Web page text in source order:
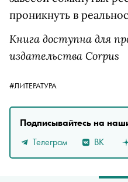
проникнуть в
Книга доступна для
издательства Corpus
#ЛИТЕРАТУРА
Подписывайтесь на
Телеграм
ВК